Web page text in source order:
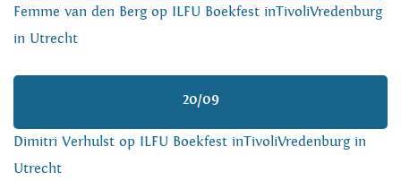
Femme van den Berg op ILFU Boekfest inTivoliVredenburg
in Utrecht
20/09
Dimitri Verhulst op ILFU Boekfest inTivoliVredenburg in
Utrecht